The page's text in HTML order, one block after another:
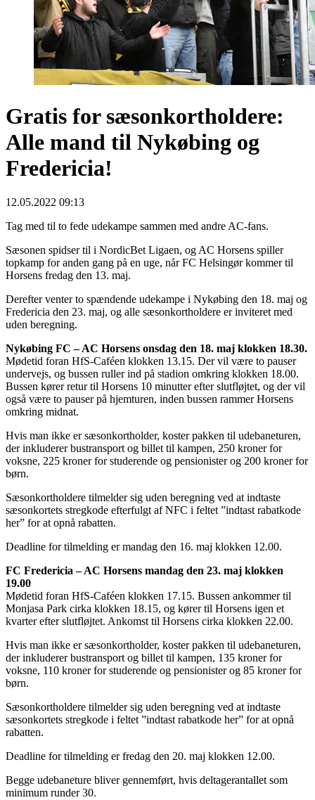
Gratis for sæsonkortholdere:
Alle mand til Nykøbing og
Fredericia!
12.05.2022 09:13
Tag med til to fede udekampe sammen med andre AC-fans.
Sæsonen spidser til i NordicBet Ligaen, og AC Horsens spiller
topkamp for anden gang på en uge, når FC Helsingør kommer til
Horsens fredag den 13. maj.
Derefter venter to spændende udekampe i Nykøbing den 18. maj og
Fredericia den 23. maj, og alle sæsonkortholdere er inviteret med
uden beregning.
Nykøbing FC – AC Horsens onsdag den 18. maj klokken 18.30.
Mødetid foran HfS-Caféen klokken 13.15. Der vil være to pauser
undervejs, og bussen ruller ind på stadion omkring klokken 18.00.
Bussen kører retur til Horsens 10 minutter efter slutfløjtet, og der vil
også være to pauser på hjemturen, inden bussen rammer Horsens
omkring midnat.
Hvis man ikke er sæsonkortholder, koster pakken til udebaneturen,
der inkluderer bustransport og billet til kampen, 250 kroner for
voksne, 225 kroner for studerende og pensionister og 200 kroner for
børn.
Sæsonkortholdere tilmelder sig uden beregning ved at indtaste
sæsonkortets stregkode efterfulgt af NFC i feltet ”indtast rabatkode
her” for at opnå rabatten.
Deadline for tilmelding er mandag den 16. maj klokken 12.00.
FC Fredericia – AC Horsens mandag den 23. maj klokken
19.00
Mødetid foran HfS-Caféen klokken 17.15. Bussen ankommer til
Monjasa Park cirka klokken 18.15, og kører til Horsens igen et
kvarter efter slutfløjtet. Ankomst til Horsens cirka klokken 22.00.
Hvis man ikke er sæsonkortholder, koster pakken til udebaneturen,
der inkluderer bustransport og billet til kampen, 135 kroner for
voksne, 110 kroner for studerende og pensionister og 85 kroner for
børn.
Sæsonkortholdere tilmelder sig uden beregning ved at indtaste
sæsonkortets stregkode i feltet ”indtast rabatkode her” for at opnå
rabatten.
Deadline for tilmelding er fredag den 20. maj klokken 12.00.
Begge udebaneture bliver gennemført, hvis deltagerantallet som
minimum runder 30.